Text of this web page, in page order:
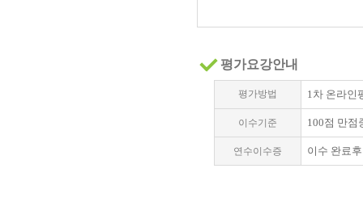
평가요강안내
평가방법 1차 온라인
이수기준 100점 만점
연수이수증 이수 완료